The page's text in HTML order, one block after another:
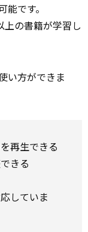
です。
の書籍が学習し
い方ができま
再生できる
きる
していま